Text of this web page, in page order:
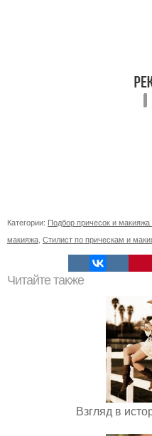
Категории: Подбор причесок и макияжа
макияжа Стилист по прическам и
Читайте также
Взгляд в